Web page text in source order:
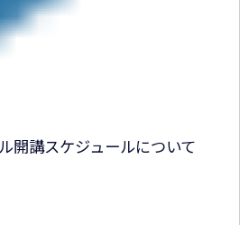
開講スケジュールについて